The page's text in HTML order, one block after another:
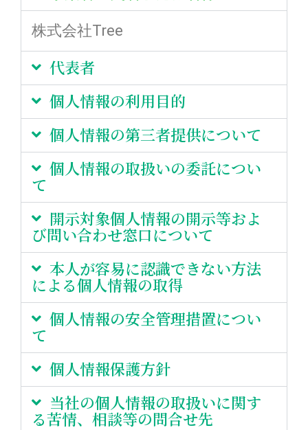
株式会社Tree
代表者
個人情報の利用目的
個人情報の第三者提供について
個人情報の取扱いの委託につい
て
開示対象個人情報の開示等およ
び問い合わせ窓口について
本人が容易に認識できない方法
による個人情報の取得
個人情報の安全管理措置につい
て
個人情報保護方針
当社の個人情報の取扱いに関す
る苦情、相談等の問合せ先